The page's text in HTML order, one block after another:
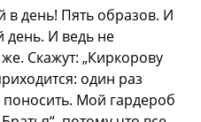
в день! Пять образов. И
день. И ведь не
Скажут: „Киркорову
один раз
Мой гардероб